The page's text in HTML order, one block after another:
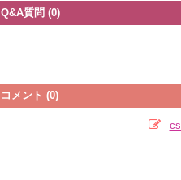
Q&A質問 (0)
コメント (0)